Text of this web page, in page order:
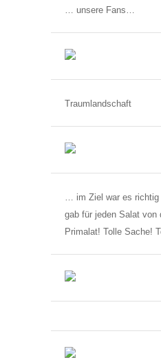
… unsere Fans…
Traumlandschaft
… im Ziel war es
gab für jeden Salat von
Primalat! Tolle Sache!